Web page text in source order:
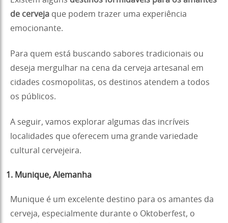
de cerveja que podem trazer uma experiência
emocionante.
Para quem está buscando sabores tradicionais ou
deseja mergulhar na cena da cerveja artesanal em
cidades cosmopolitas, os destinos atendem a todos
os públicos.
A seguir, vamos explorar algumas das incríveis
localidades que oferecem uma grande variedade
cultural cervejeira.
1. Munique, Alemanha
Munique é um excelente destino para os amantes da
cerveja, especialmente durante o Oktoberfest, o